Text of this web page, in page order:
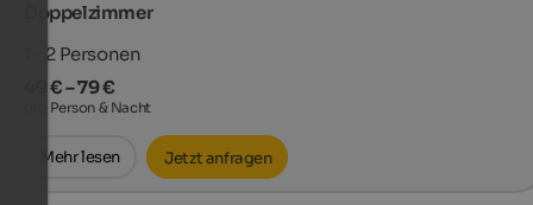
Doppelzimmer
1 - 2 Personen
49 € – 79 €
pro Person & Nacht
Mehr lesen Jetzt anfragen